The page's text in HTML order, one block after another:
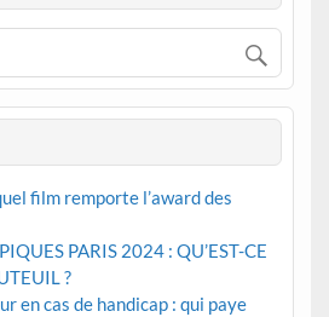
film remporte l’award des
PARIS 2024 : QU’EST-CE
?
en cas de handicap : qui paye